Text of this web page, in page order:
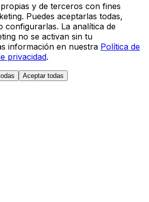
y de terceros con fines
Puedes aceptarlas todas,
configurarlas. La analítica de
no se activan sin tu
información en nuestra Política de
privacidad.
Aceptar todas